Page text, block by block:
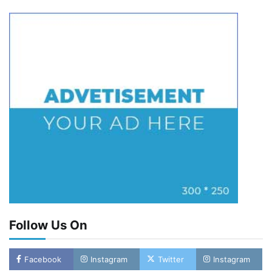
Follow Us On
Facebook Instagram Twitter Instagram